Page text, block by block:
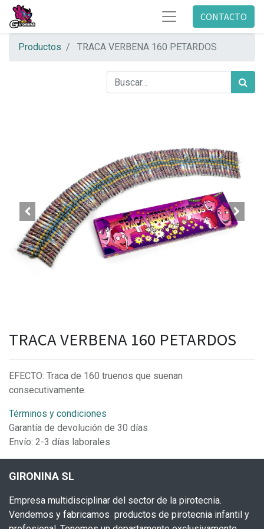
CONTACTO
Productos TRACA VERBENA 160 PETARDOS
TRACA VERBENA 160 PETARDOS
EFECTO: Traca de 160 truenos que suenan
consecutivamente.
Términos y condiciones
Garantía de devolución de 30 días
Envío: 2-3 días laborales
GIRONINA SL
Empresa multidisciplinar del sector de la pirotecnia.
Vendemos y fabricamos productos de pirotecnia infantil y